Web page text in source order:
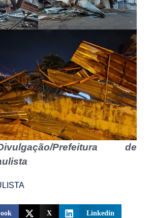
Prefeitura de
X Linkedin